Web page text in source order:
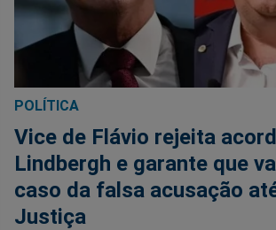
POLÍTICA
Vice de Flávio rejeita
Lindbergh e garante que
caso da falsa acusação
Justiça